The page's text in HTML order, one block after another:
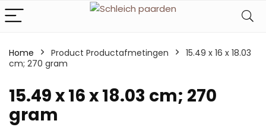
Home Product Productafmetingen
‎15.49 x 16 x 18.03
cm; 270 gram
‎15.49 x 16 x 18.03 cm; 270
gram